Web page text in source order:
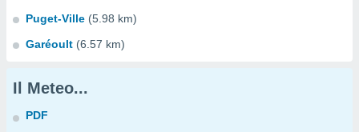
Puget-Ville (5.98 km)
Garéoult (6.57 km)
Il Meteo...
PDF